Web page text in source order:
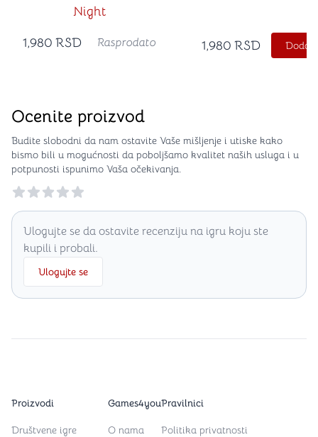
Night
1,980 RSD Rasprodato 1,980 RSD
Ocenite proizvod
Budite slobodni da nam ostavite Vaše mišljenje i utiske kako
bismo bili u mogućnosti da poboljšamo kvalitet naših usluga i u
potpunosti ispunimo Vaša očekivanja.
Reviews
Ulogujte se da ostavite recenziju na igru koju ste
kupili i probali.
Ulogujte se
Proizvodi
Društvene igre
Games4you
O nama
Pravilnici
Politika privatnosti